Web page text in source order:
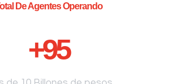
De Agentes Operando
+95